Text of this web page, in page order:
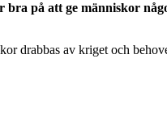
på att ge människor
drabbas av kriget och